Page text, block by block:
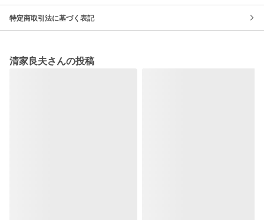
特定商取引法に基づく表記
清家良夫さんの投稿